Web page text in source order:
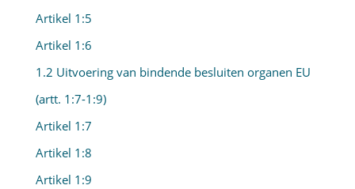
Artikel 1:5
Artikel 1:6
1.2 Uitvoering van bindende besluiten organen EU
(artt. 1:7-1:9)
Artikel 1:7
Artikel 1:8
Artikel 1:9